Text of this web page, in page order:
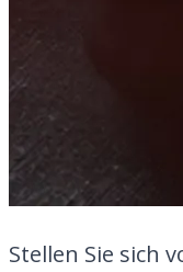
Stellen Sie sich